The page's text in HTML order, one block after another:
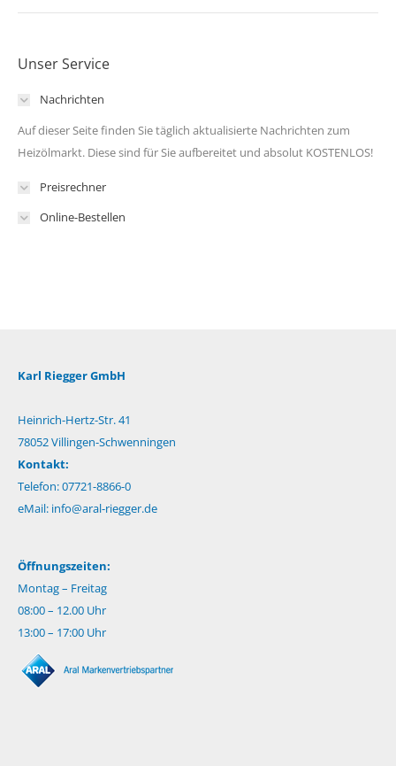
Unser Service
Nachrichten
Auf dieser Seite finden Sie täglich aktualisierte Nachrichten zum
Heizölmarkt. Diese sind für Sie aufbereitet und absolut KOSTENLOS!
Preisrechner
Online-Bestellen
Karl Riegger GmbH
Heinrich-Hertz-Str. 41
78052 Villingen-Schwenningen
Kontakt:
Telefon: 07721-8866-0
eMail: info@aral-riegger.de
Öffnungszeiten:
Montag – Freitag
08:00 – 12.00 Uhr
13:00 – 17:00 Uhr